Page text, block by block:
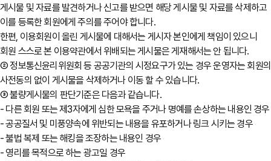
게시물 및 자료를 발견하거나 신고를 받으면 해당 게시물 및 자료를 삭제하고
이를 등록한 회원에게 주의를 주어야 합니다.
한편, 이용회원이 올린 게시물에 대해서는 게시자 본인에게 책임이 있으니
회원 스스로 본 이용약관에서 위배되는 게시물은 게재해서는 안 됩니다.
② 정보통신윤리위원회 등 공공기관의 시정요구가 있는 경우 운영자는 회원의
사전동의 없이 게시물을 삭제하거나 이동 할 수 있습니다.
③ 불량게시물의 판단기준은 다음과 같습니다.
- 다른 회원 또는 제3자에게 심한 모욕을 주거나 명예를 손상하는 내용인 경우
- 공공질서 및 미풍양속에 위반되는 내용을 유포하거나 링크 시키는 경우
- 불법 복제 또는 해킹을 조장하는 내용인 경우
- 영리를 목적으로 하는 광고일 경우